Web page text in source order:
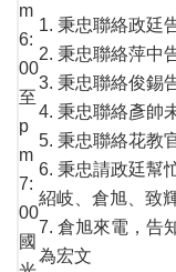
m
6:
00
至
p
m
7:
00
國
1. 秉忠聯絡政廷
2. 秉忠聯絡萍中
3. 秉忠聯絡俊錫
4. 秉忠聯絡彥帥
5. 秉忠聯絡花教
6. 秉忠請政廷幫
紹岐、倉旭、致
7. 倉旭來電，告
為宏文